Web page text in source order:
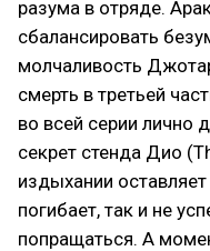
разума в отряде.
сбалансировать
молчаливость
смерть в третьей
во всей серии лично
секрет стенда Дио
издыхании
погибает, так и не
попращаться. А